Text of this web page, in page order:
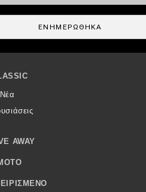
Νέα
AWAY
ΕΝΗΜΕΡΏΘΗΚΑ